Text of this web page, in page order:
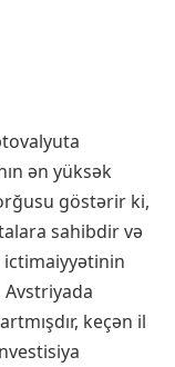
ən yüksək
göstərir ki,
sahibdir və
ictimaiyyətinin
keçən il